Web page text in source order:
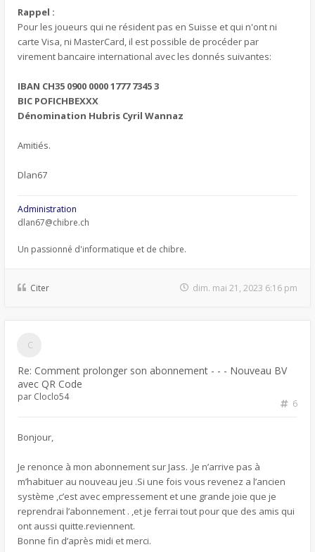
Rappel :
Pour les joueurs qui ne résident pas en Suisse et qui n'ont ni
carte Visa, ni MasterCard, il est possible de procéder par
virement bancaire international avec les donnés suivantes:
IBAN CH35 0900 0000 1777 7345 3
BIC POFICHBEXXX
Dénomination Hubris Cyril Wannaz
Amitiés.
Dlan67
Administration
dlan67@chibre.ch
Un passionné d'informatique et de chibre.
Citer dim. mai 21, 2023 6:16 pm
Re: Comment prolonger son abonnement - - - Nouveau BV
avec QR Code
6
par Cloclo54
Bonjour,
Je renonce à mon abonnement sur Jass. .Je n’arrive pas à
m’habituer au nouveau jeu .Si une fois vous revenez a l’ancien
système ,c’est avec empressement et une grande joie que je
reprendrai l’abonnement . ,et je ferrai tout pour que des amis qui
ont aussi quitte.reviennent.
Bonne fin d’après midi et merci.